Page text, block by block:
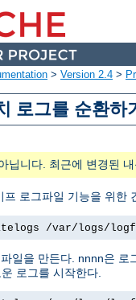
> Version 2.4 >
로그를 순환하
닙니다. 최근에 변경된
프 로그파일 기능을 위한
/var/logs/
일을 만든다. nnnn은
로그를 시작한다.